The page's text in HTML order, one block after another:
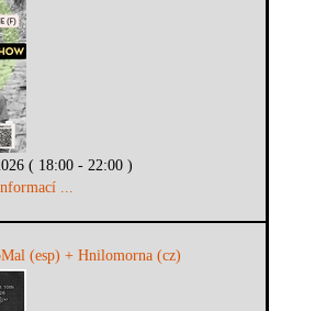
( 18:00 - 22:00 )
...
(esp) + Hnilomorna (cz)